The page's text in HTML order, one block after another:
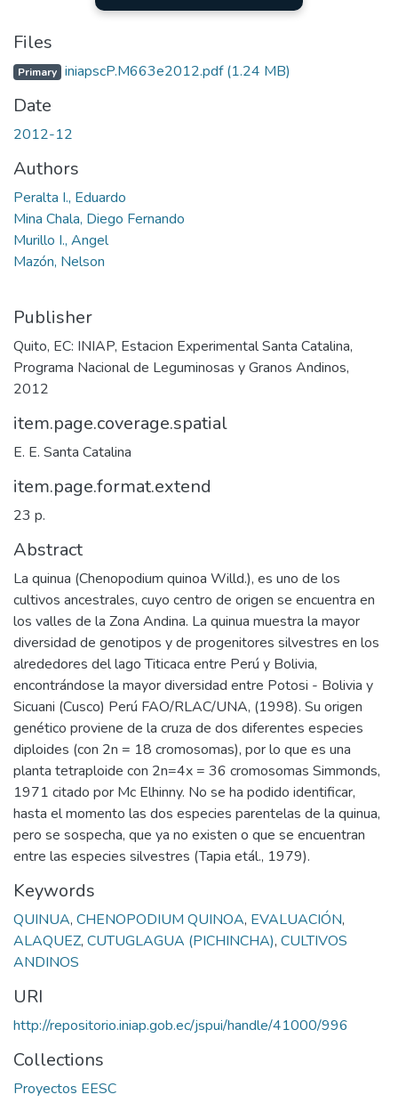
Files
Primary iniapscP.M663e2012.pdf(1.24 MB)
Date
2012-12
Authors
Peralta I., Eduardo
Mina Chala, Diego Fernando
Murillo I., Angel
Mazón, Nelson
Publisher
Quito, EC: INIAP, Estacion Experimental Santa Catalina,
Programa Nacional de Leguminosas y Granos Andinos,
2012
item.page.coverage.spatial
E. E. Santa Catalina
item.page.format.extend
23 p.
Abstract
La quinua (Chenopodium quinoa Willd.), es uno de los
cultivos ancestrales, cuyo centro de origen se encuentra en
los valles de la Zona Andina. La quinua muestra la mayor
diversidad de genotipos y de progenitores silvestres en los
alrededores del lago Titicaca entre Perú y Bolivia,
encontrándose la mayor diversidad entre Potosi - Bolivia y
Sicuani (Cusco) Perú FAO/RLAC/UNA, (1998). Su origen
genético proviene de la cruza de dos diferentes especies
diploides (con 2n = 18 cromosomas), por lo que es una
planta tetraploide con 2n=4x = 36 cromosomas Simmonds,
1971 citado por Mc Elhinny. No se ha podido identificar,
hasta el momento las dos especies parentelas de la quinua,
pero se sospecha, que ya no existen o que se encuentran
entre las especies silvestres (Tapia etál., 1979).
Keywords
QUINUA, CHENOPODIUM QUINOA, EVALUACIÓN,
ALAQUEZ, CUTUGLAGUA (PICHINCHA), CULTIVOS
ANDINOS
URI
http://repositorio.iniap.gob.ec/jspui/handle/41000/996
Collections
Proyectos EESC